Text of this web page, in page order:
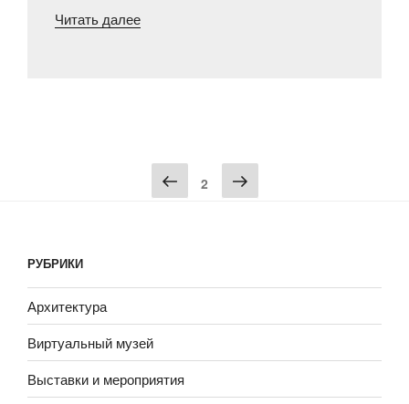
Читать далее«Жизнь
годы
Великой
2
РУБРИКИ
Архитектура
Виртуальный музей
Выставки и мероприятия